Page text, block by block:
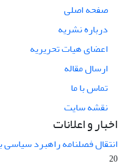
صفحه اصلی
درباره نشریه
اعضای هیات تحریریه
ارسال مقاله
تماس با ما
نقشه سایت
اخبار و اعلانات
انتقال فصلنامه راهبرد
20